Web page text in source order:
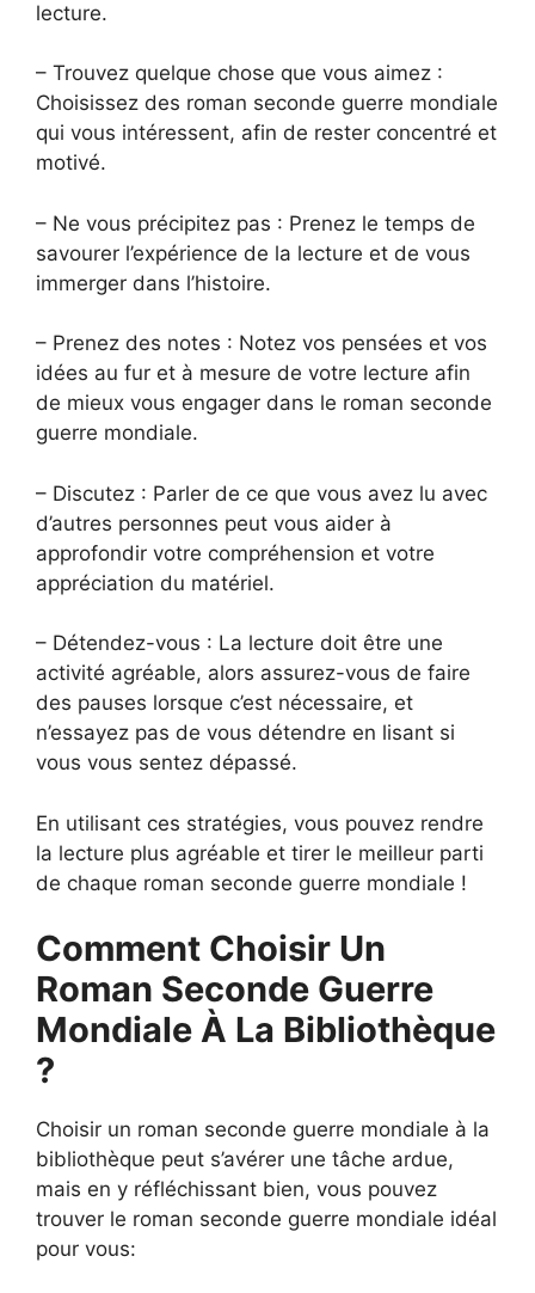
lecture.
– Trouvez quelque chose que vous aimez :
Choisissez des roman seconde guerre mondiale
qui vous intéressent, afin de rester concentré et
motivé.
– Ne vous précipitez pas : Prenez le temps de
savourer l’expérience de la lecture et de vous
immerger dans l’histoire.
– Prenez des notes : Notez vos pensées et vos
idées au fur et à mesure de votre lecture afin
de mieux vous engager dans le roman seconde
guerre mondiale.
– Discutez : Parler de ce que vous avez lu avec
d’autres personnes peut vous aider à
approfondir votre compréhension et votre
appréciation du matériel.
– Détendez-vous : La lecture doit être une
activité agréable, alors assurez-vous de faire
des pauses lorsque c’est nécessaire, et
n’essayez pas de vous détendre en lisant si
vous vous sentez dépassé.
En utilisant ces stratégies, vous pouvez rendre
la lecture plus agréable et tirer le meilleur parti
de chaque roman seconde guerre mondiale !
Comment Choisir Un
Roman Seconde Guerre
Mondiale À La Bibliothèque
?
Choisir un roman seconde guerre mondiale à la
bibliothèque peut s’avérer une tâche ardue,
mais en y réfléchissant bien, vous pouvez
trouver le roman seconde guerre mondiale idéal
pour vous: